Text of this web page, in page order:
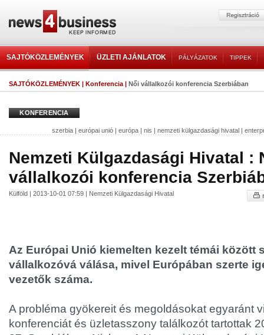
SAJTÓKÖZLEMÉNYEK ÜZLETI AJÁNLATOK PÁLYÁZATOK TIPPEK
SAJTÓKÖZLEMÉNYEK | Konferencia | Női vállalkozói konferencia Szerbiában
KONFERENCIA
szerbia | európai unió | európa | nis | nemzeti külgazdasági hivatal |
Nemzeti Külgazdasági Hivatal :
vállalkozói konferencia
Külföld | 2013-10-01 07:59 | Nemzeti Külgazdasági Hivatal
Az Európai Unió kiemelten kezelt témái között
vállalkozóvá válása, mivel Európában szerte
vezetők száma.
A probléma gyökereit és megoldásokat egyaránt
konferenciát és üzletasszony találkozót tartottak